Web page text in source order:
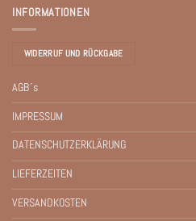
INFORMATIONEN
WIDERRUF UND RÜCKGABE
AGB´s
IMPRESSUM
DATENSCHUTZERKLÄRUNG
LIEFERZEITEN
VERSANDKOSTEN